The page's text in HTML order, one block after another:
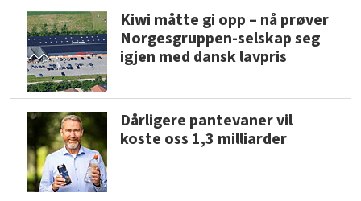
Kiwi måtte gi opp – nå prøver
Norgesgruppen-selskap seg
igjen med dansk lavpris
Dårligere pantevaner vil
koste oss 1,3 milliarder